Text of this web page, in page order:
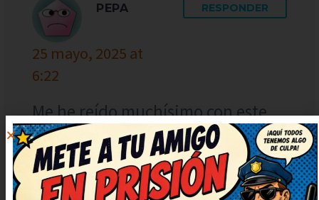
PEPA
25 mayo, 2025 at
6:22
RESPONDER
Me he reído muchísimo con este
chiste, de verdad. Lo voy a
compartir con mis amigos para
que se rían también. Me quedo